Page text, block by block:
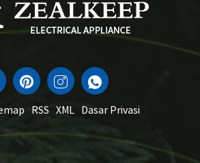
RSS XML Dasar Privasi